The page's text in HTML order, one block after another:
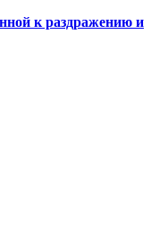
к раздражению и